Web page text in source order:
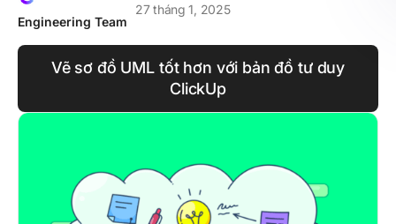
Engineering Team
27 tháng 1, 2025
Vẽ sơ đồ UML tốt hơn với bản đồ tư duy
ClickUp